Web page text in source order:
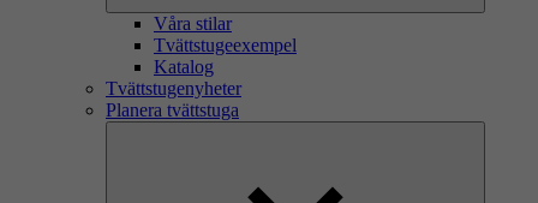
Våra stilar
Tvättstugeexempel
Katalog
Tvättstugenyheter
Planera tvättstuga